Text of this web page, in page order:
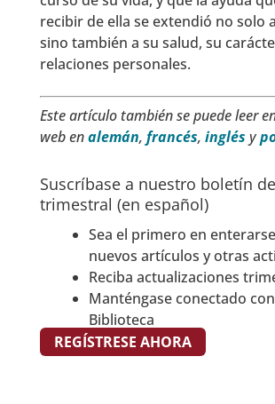
recibir de ella se extendió no solo
sino también a su salud, su
relaciones personales.
Este artículo también se puede leer
web enalemán, francés, inglés y
Suscríbase a nuestro boletín
trimestral (en español)
Sea el primero en
nuevos artículos y otras
Reciba actualizaciones
Manténgase conectado
Biblioteca
REGÍSTRESE AHORA